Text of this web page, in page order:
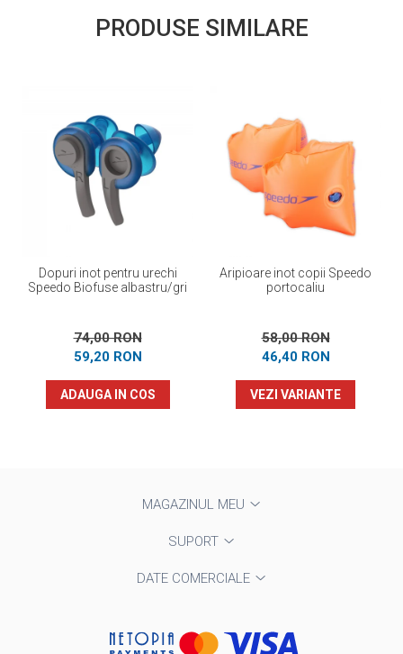
PRODUSE SIMILARE
Dopuri inot pentru urechi
Speedo Biofuse albastru/gri
74,00 RON
59,20 RON
ADAUGA IN COS
Aripioare inot copii Speedo
portocaliu
58,00 RON
46,40 RON
VEZI VARIANTE
MAGAZINUL MEU
SUPORT
DATE COMERCIALE